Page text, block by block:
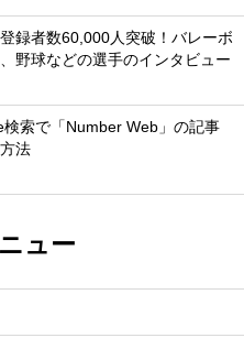
録者数60,000人突破！バレーボ
野球などの選手のインタビュー
検索で「Number Web」の記事
法
ュー